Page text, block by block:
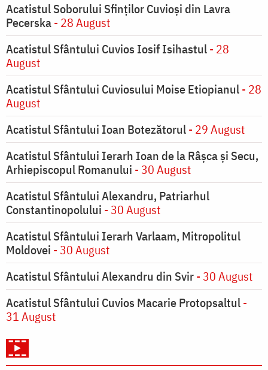
Acatistul Soborului Sfinților Cuvioși din Lavra
Pecerska- 28 August
Acatistul Sfântului Cuvios Iosif Isihastul- 28
August
Acatistul Sfântului Cuviosului Moise Etiopianul- 28
August
Acatistul Sfântului Ioan Botezătorul- 29 August
Acatistul Sfântului Ierarh Ioan de la Râşca şi Secu,
Arhiepiscopul Romanului - 30 August
Acatistul Sfântului Alexandru, Patriarhul
Constantinopolului - 30 August
Acatistul Sfântului Ierarh Varlaam, Mitropolitul
Moldovei - 30 August
Acatistul Sfântului Alexandru din Svir- 30 August
Acatistul Sfântului Cuvios Macarie Protopsaltul-
31 August